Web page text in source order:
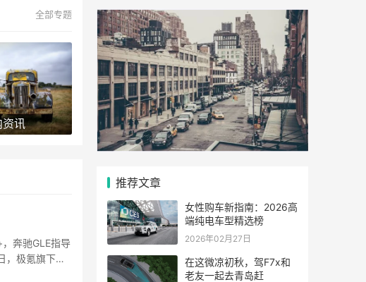
全部专题
资讯
奔驰GLE指导
，极氪旗下高
推荐文章
女性购车新指南：2026高
端纯电车型精选榜
2026年02月27日
在这微凉初秋，驾F7x和
老友一起去青岛赶